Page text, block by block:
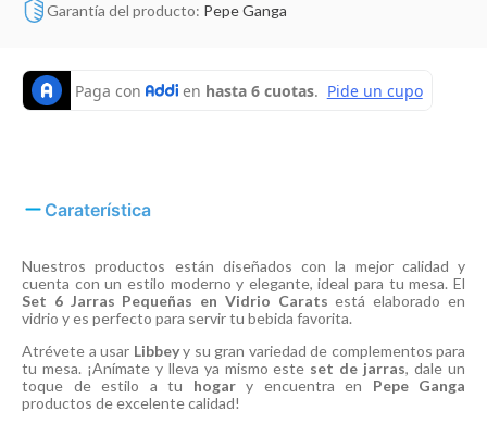
Garantía del producto: Pepe Ganga
Caraterística
Nuestros productos están diseñados con la mejor calidad y
cuenta con un estilo moderno y elegante, ideal para tu mesa. El
Set 6 Jarras Pequeñas en Vidrio Carats está elaborado en
vidrio y es perfecto para servir tu bebida favorita.
Atrévete a usar Libbeyy su gran variedad de complementos para
tu mesa. ¡Anímate y lleva ya mismo este set de jarras, dale un
toque de estilo a tu hogary encuentra en Pepe Ganga
productos de excelente calidad!